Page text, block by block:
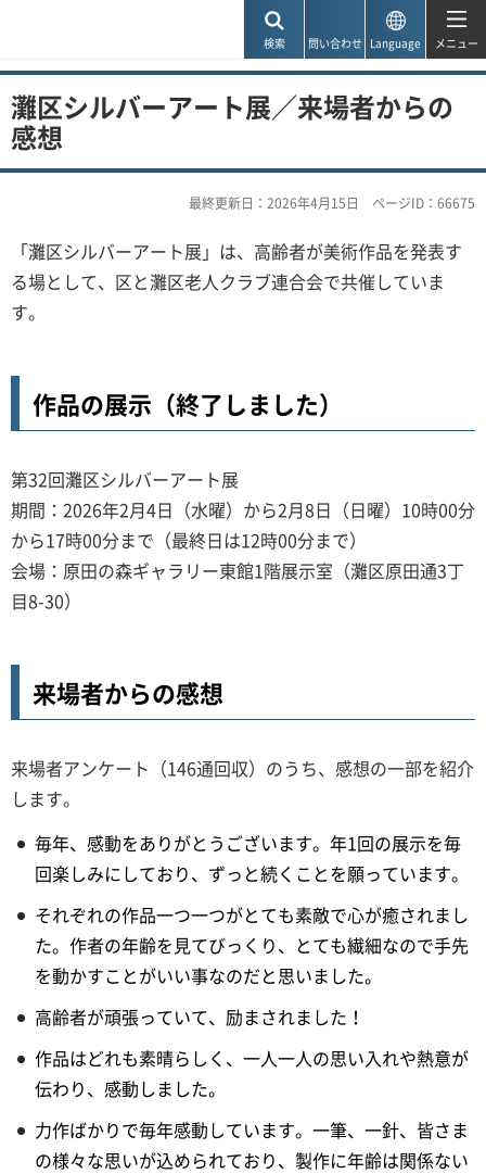
検索 問い合わせ Language メニュー
灘区シルバーアート展／来場者からの
感想
最終更新日：2026年4月15日 ページID：66675
「灘区シルバーアート展」は、高齢者が美術作品を発表す
る場として、区と灘区老人クラブ連合会で共催していま
す。
作品の展示（終了しました）
第32回灘区シルバーアート展
期間：2026年2月4日（水曜）から2月8日（日曜）10時00分
から17時00分まで（最終日は12時00分まで）
会場：原田の森ギャラリー東館1階展示室（灘区原田通3丁
目8-30）
来場者からの感想
来場者アンケート（146通回収）のうち、感想の一部を紹介
します。
毎年、感動をありがとうございます。年1回の展示を毎
回楽しみにしており、ずっと続くことを願っています。
それぞれの作品一つ一つがとても素敵で心が癒されまし
た。作者の年齢を見てびっくり、とても繊細なので手先
を動かすことがいい事なのだと思いました。
高齢者が頑張っていて、励まされました！
作品はどれも素晴らしく、一人一人の思い入れや熱意が
伝わり、感動しました。
力作ばかりで毎年感動しています。一筆、一針、皆さま
の様々な思いが込められており、製作に年齢は関係ない